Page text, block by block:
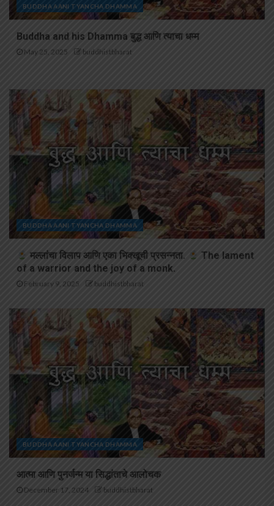
BUDDHA AANI TYANCHA DHAMMA
Buddha and his Dhamma बुद्ध आणि त्याचा धम्म
May 25, 2025 buddhistbharat
BUDDHA AANI TYANCHA DHAMMA
मल्लांचा विलाप आणि एका भिक्खूची प्रसन्नता.
The lament
of a warrior and the joy of a monk.
February 9, 2025 buddhistbharat
BUDDHA AANI TYANCHA DHAMMA
आत्मा आणि पुनर्जन्म या सिद्धांताचे आलोचक
December 17, 2024 buddhistbharat